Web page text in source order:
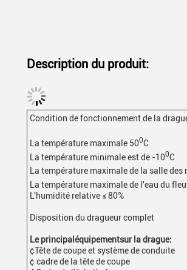
Description du produit:
Condition de fonctionnement de la
La température maximale 500C
La température minimale est de -100C
La température maximale de la salle des
La température maximale de l'eau du
L'humidité relative ≤ 80%
Disposition du dragueur complet
Le principal équipementsur la drague:
¢Tête de coupe et système de conduite
¢ cadre de la tête de coupe